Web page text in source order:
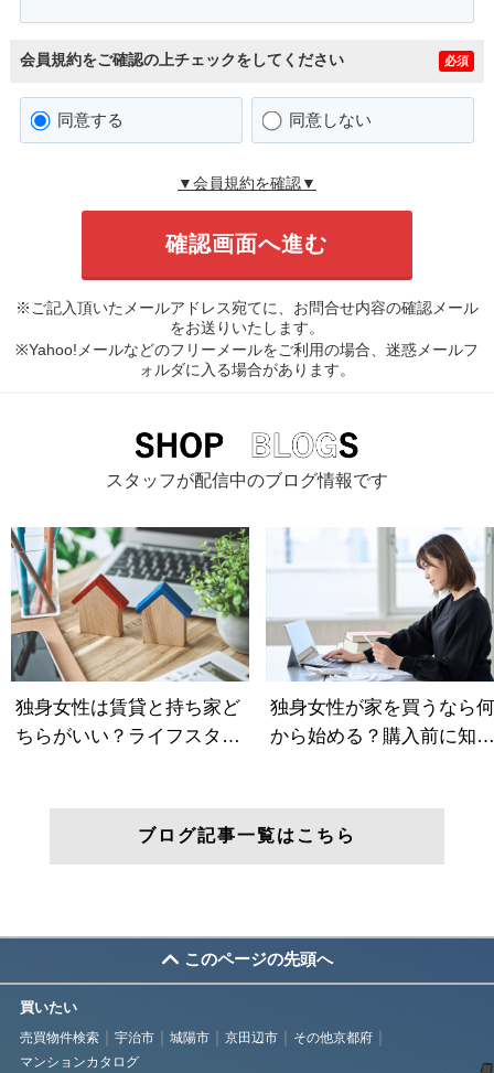
会員規約をご確認の上チェックをしてください 必須
同意する 同意しない
▼会員規約を確認▼
※ご記入頂いたメールアドレス宛てに、お問合せ内容の確認メール
をお送りいたします。
※Yahoo!メールなどのフリーメールをご利用の場合、迷惑メールフ
ォルダに入る場合があります。
スタッフが配信中のブログ情報です
ブログ記事一覧はこちら
このページの先頭へ
買いたい
売買物件検索 宇治市 城陽市 京田辺市
その他京都府
マンションカタログ